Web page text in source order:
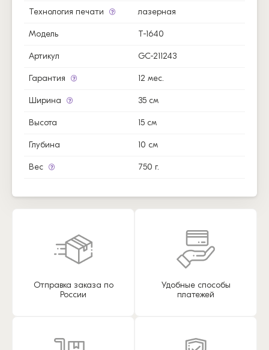
Технология печати лазерная
Модель T-1640
Артикул GC-211243
Гарантия 12 мес.
Ширина 35 см
Высота 15 см
Глубина 10 см
Вес 750 г.
Отправка заказа по
России
Удобные способы
платежей